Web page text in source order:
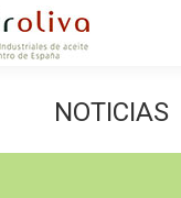
NOTICIAS